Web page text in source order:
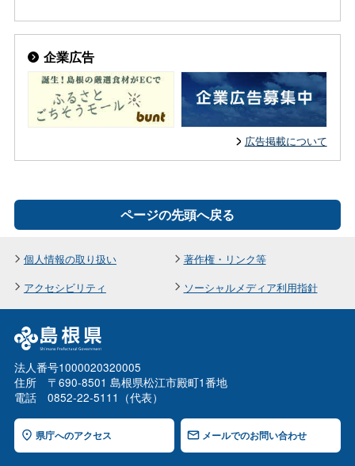
企業広告
広告掲載について
ページの先頭へ戻る
個人情報の取り扱い
著作権・リンク等
アクセシビリティ
ソーシャルメディア利用指針
法人番号1000020320005
住所 〒690-8501 島根県松江市殿町1番地
電話 0852-22-5111（代表）
県庁へのアクセス メールでのお問い合わせ